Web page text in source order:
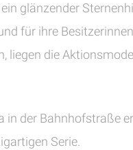
glänzender
für ihre
liegen die
in der Bahnhofstraße
Serie.